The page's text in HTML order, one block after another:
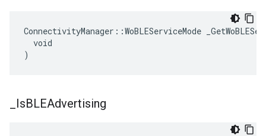
ConnectivityManager::WoBLEServiceMode
  void
)
IsBLEAdvertising